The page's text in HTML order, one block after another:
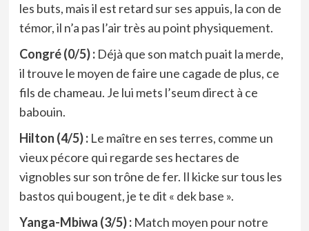
les buts, mais il est retard sur ses appuis, la con de
témor, il n’a pas l’air très au point physiquement.
Congré (0/5) : Déjà que son match puait la merde,
il trouve le moyen de faire une cagade de plus, ce
fils de chameau. Je lui mets l’seum direct à ce
babouin.
Hilton (4/5) :Le maître en ses terres, comme un
vieux pécore qui regarde ses hectares de
vignobles sur son trône de fer. Il kicke sur tous les
bastos qui bougent, je te dit « dek base ».
Yanga-Mbiwa (3/5) :Match moyen pour notre